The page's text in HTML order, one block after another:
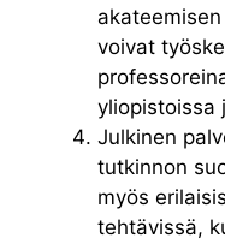
voivat
yliopistoissa
Julkinen
tutkinnon
myös
tehtävissä,